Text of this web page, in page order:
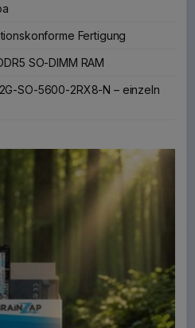
Fertigung
SO-DIMM RAM
SO-5600-2RX8-N – einzeln